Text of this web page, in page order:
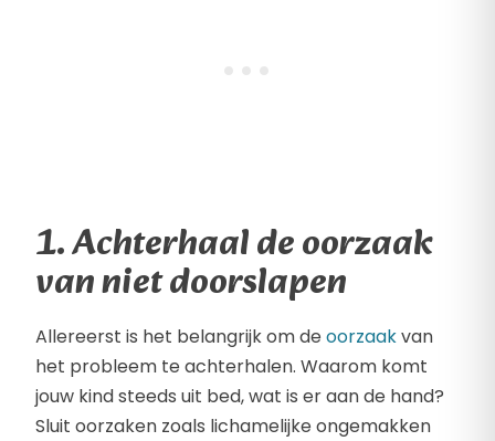
1. Achterhaal de oorzaak
van niet doorslapen
Allereerst is het belangrijk om de oorzaakvan
het probleem te achterhalen. Waarom komt
jouw kind steeds uit bed, wat is er aan de hand?
Sluit oorzaken zoals lichamelijke ongemakken